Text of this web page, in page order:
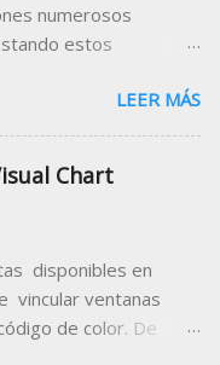
numerosos
estos
datos
etc.) Para el Mercado
porcentualmente la
con respecto al
de cotizaciones,
de la misma siguiendo
Abrir la tabla donde
LEER MÁS
Chart
disponibles en
vincular ventanas
de color. De